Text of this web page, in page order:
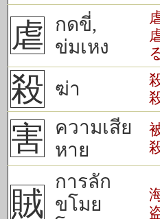
虐
กดขี่,
ข่มเหง
殺 ฆ่า
害
ความเสีย
หาย
賊
การลัก
ขโมย